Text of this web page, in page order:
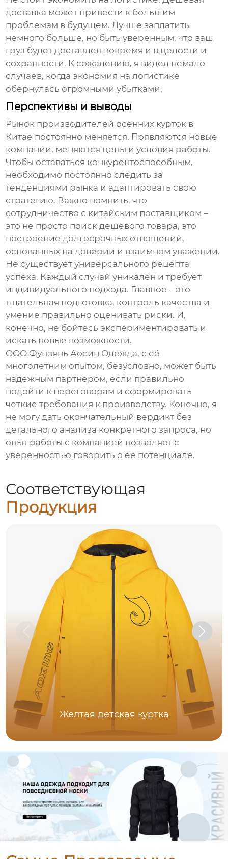
доставка может привести к большим
проблемам в будущем. Лучше заплатить
немного больше, но быть уверенным, что ваш
груз будет доставлен вовремя и в целости и
сохранности. К сожалению, я видел немало
случаев, когда экономия на логистике
обернулась огромными убытками.
Перспективы и выводы
Рынок производителей осенних курток в
Китае постоянно меняется. Появляются новые
компании, меняются цены и условия работы.
Чтобы оставаться конкурентоспособным,
необходимо постоянно следить за
тенденциями рынка и адаптировать свою
стратегию. Важно помнить, что
сотрудничество с китайским поставщиком –
это не просто поиск дешевого товара, это
построение долгосрочных отношений,
основанных на доверии и взаимном уважении.
Не существует универсального рецепта
успеха. Каждый случай уникален и требует
индивидуального подхода. Главное – это
тщательная подготовка, контроль качества и
умение правильно оценивать риски. И,
конечно, не бойтесь экспериментировать и
искать новые возможности.
ООО Фуцзянь Аосин Одежда, с её
многолетним опытом, безусловно, может быть
надежным партнером, если правильно
подойти к переговорам и сформировать
четкие требования к производству. Конечно, я
не могу дать окончательный вердикт без
детального анализа конкретного запроса, но
опыт работы с компанией позволяет с
уверенностью говорить о её потенциале.
Соответствующая
Продукция
Желтая детская куртка